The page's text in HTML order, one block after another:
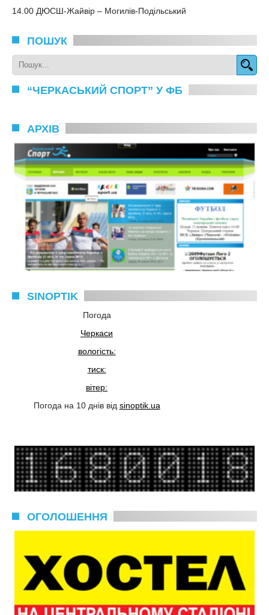
14.00 ДЮСШ-Жайвір – Могилів-Подільський
ПОШУК
“ЧЕРКАСЬКИЙ СПОРТ” У ФБ
АРХІВ
SINOPTIK
Погода
Черкаси
вологість:
тиск:
вітер:
Погода на 10 днів від sinoptik.ua
ОГОЛОШЕННЯ